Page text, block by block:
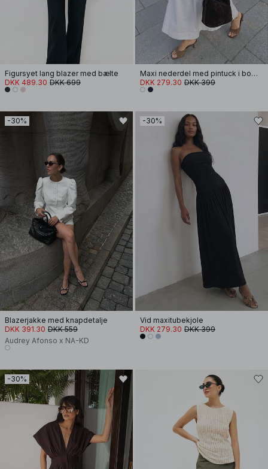
Figursyet lang blazer med bælte
DKK 489.30 DKK 699
Maxi nederdel med pintuck i bomuld
DKK 279.30 DKK 399
-30%
Blazerjakke med knapdetalje
DKK 391.30 DKK 559
Audrey Afonso x NA-KD
-30%
Vid maxitubekjole
DKK 279.30 DKK 399
-30%